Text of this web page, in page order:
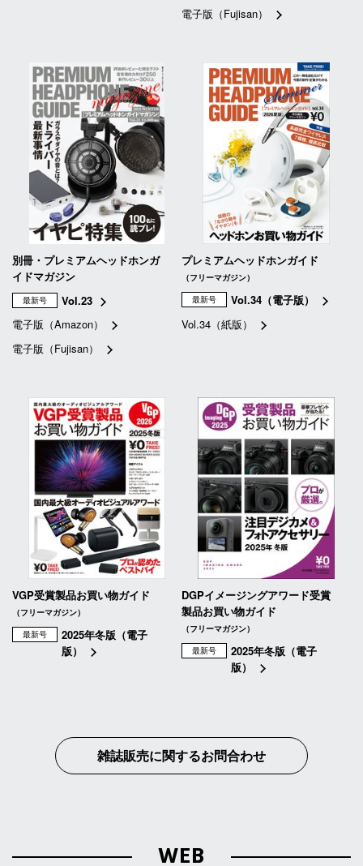
電子版（Fujisan）
別冊・プレミアムヘッドホンガ
イドマガジン
最新号
Vol.23
電子版（Amazon）
電子版（Fujisan）
プレミアムヘッドホンガイド
（フリーマガジン）
最新号
Vol.34（電子版）
Vol.34（紙版）
VGP受賞製品お買い物ガイド
（フリーマガジン）
最新号
2025年冬版（電子
版）
DGPイメージングアワード受賞
製品お買い物ガイド
（フリーマガジン）
最新号
2025年冬版（電子
版）
雑誌販売に関するお問合わせ
WEB